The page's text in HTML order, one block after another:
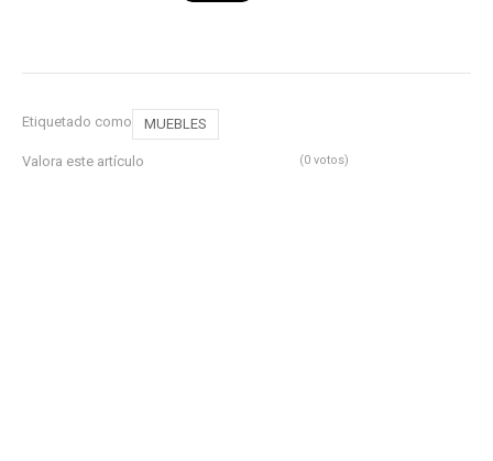
Etiquetado como MUEBLES
Valora este artículo (0 votos)